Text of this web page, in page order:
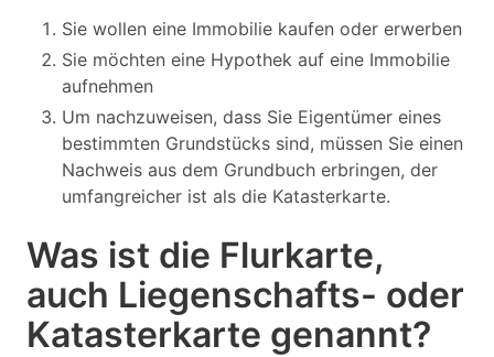
Sie wollen eine Immobilie kaufen oder erwerben
Sie möchten eine Hypothek auf eine Immobilie
aufnehmen
Um nachzuweisen, dass Sie Eigentümer eines
bestimmten Grundstücks sind, müssen Sie einen
Nachweis aus dem Grundbuch erbringen, der
umfangreicher ist als die Katasterkarte.
Was ist die Flurkarte,
auch Liegenschafts- oder
Katasterkarte genannt?